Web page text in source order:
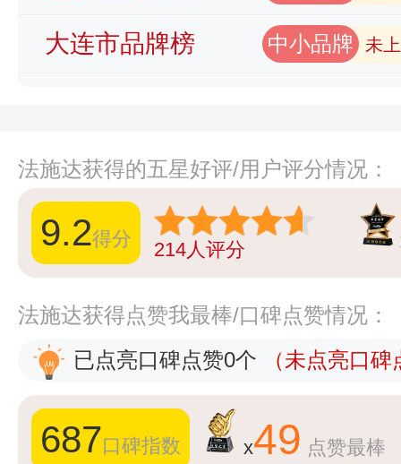
大连市品牌榜 中小品牌 未
法施达获得的五星好评/用户评分情况：
9.2得分 214人评分
法施达获得点赞我最棒/口碑点赞情况：
已点亮口碑点赞0个
（未点亮口
687口碑指数 x49 点赞最棒